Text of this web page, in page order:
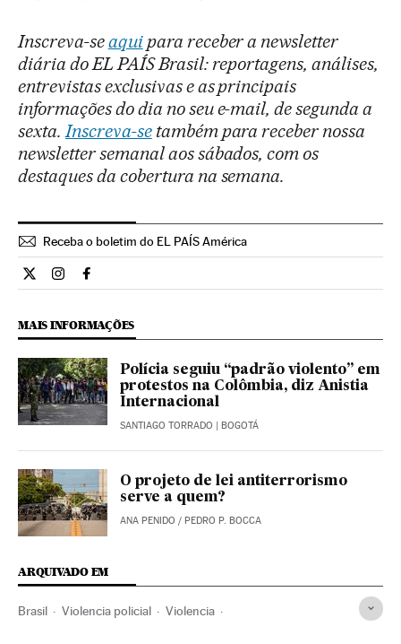
Inscreva-seaquipara receber a newsletter
diária do EL PAÍS Brasil: reportagens, análises,
entrevistas exclusivas e as principais
informações do dia no seu e-mail, de segunda a
sexta.Inscreva-setambém para receber nossa
newsletter semanal aos sábados, com os
destaques da cobertura na semana.
Receba o boletim do EL PAÍS América
Opiniao El País Brasil en Twitter
Opiniao El País Brasil en Instagram
Opiniao El País Brasil en Facebook
MAIS INFORMAÇÕES
Polícia seguiu “padrão violento” em
protestos na Colômbia, diz Anistia
Internacional
SANTIAGO TORRADO | BOGOTÁ
O projeto de lei antiterrorismo
serve a quem?
ANA PENIDO / PEDRO P. BOCCA
ARQUIVADO EM
Brasil Violencia policial Violencia